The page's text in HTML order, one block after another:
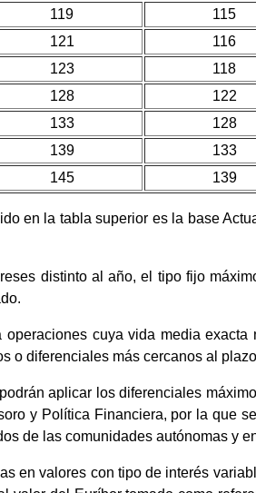
119 115
121 116
123 118
128 122
133 128
139 133
145 139
en la tabla superior es la base
distinto al año, el tipo fijo
cuya vida media
o diferenciales más cercanos al
aplicar los diferenciales
y Política Financiera, por la que
de las comunidades autónomas y
en valores con tipo de interés